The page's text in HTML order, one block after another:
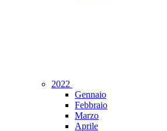
2022
Gennaio
Febbraio
Marzo
Aprile